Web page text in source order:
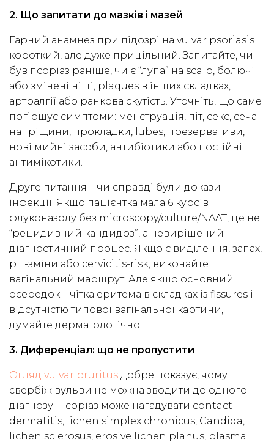
2. Що запитати до мазків і мазей
Гарний анамнез при підозрі на vulvar psoriasis
короткий, але дуже прицільний. Запитайте, чи
був псоріаз раніше, чи є “лупа” на scalp, болючі
або змінені нігті, plaques в інших складках,
артралгії або ранкова скутість. Уточніть, що саме
погіршує симптоми: менструація, піт, секс, сеча
на тріщини, прокладки, lubes, презервативи,
нові мийні засоби, антибіотики або постійні
антимікотики.
Друге питання – чи справді були докази
інфекції. Якщо пацієнтка мала 6 курсів
флуконазолу без microscopy/culture/NAAT, це не
“рецидивний кандидоз”, а невирішений
діагностичний процес. Якщо є виділення, запах,
pH-зміни або cervicitis-risk, виконайте
вагінальний маршрут. Але якщо основний
осередок – чітка еритема в складках із fissures і
відсутністю типової вагінальної картини,
думайте дерматологічно.
3. Диференціал: що не пропустити
Огляд vulvar pruritus добре показує, чому
свербіж вульви не можна зводити до одного
діагнозу. Псоріаз може нагадувати contact
dermatitis, lichen simplex chronicus, Candida,
lichen sclerosus, erosive lichen planus, plasma